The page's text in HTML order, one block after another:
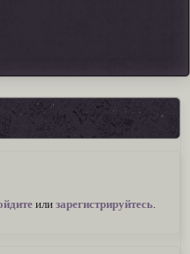
или зарегистрируйтесь.